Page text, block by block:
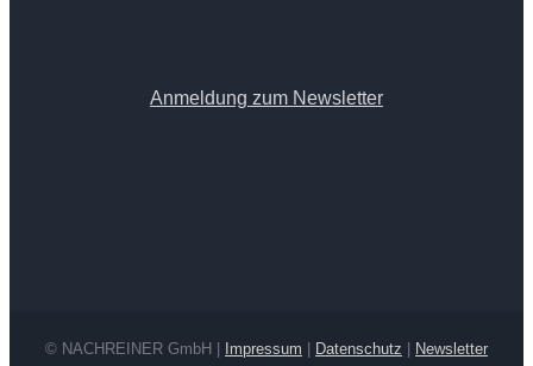
Anmeldung zum Newsletter
© NACHREINER GmbH | Impressum Datenschutz Newsletter